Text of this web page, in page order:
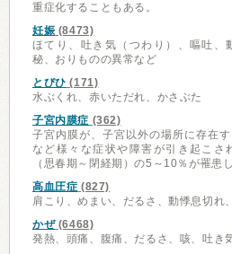
重症化することもある。
妊娠 (8473)
ほてり、吐き気（つわり）、嘔吐、
秘、おりものの異常など
とびひ (171)
水ぶくれ、赤いただれ、かさぶた
子宮内膜症 (362)
子宮内膜が、子宮以外の場所に存在
など様々な症状や障害が引き起こさ
（思春期～閉経期）の5～10％が罹患
高血圧症 (827)
肩こり、めまい、だるさ、動悸息切れ
かぜ(6468)
発熱、頭痛、腹痛、だるさ、咳、吐き